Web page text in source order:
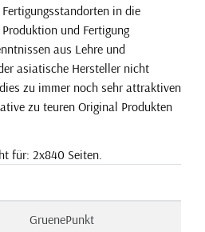
in die
und Fertigung
aus Lehre und
asiatische Hersteller nicht
zu immer noch sehr attraktiven
zu teuren Original Produkten
für: 2x840 Seiten.
GruenePunkt